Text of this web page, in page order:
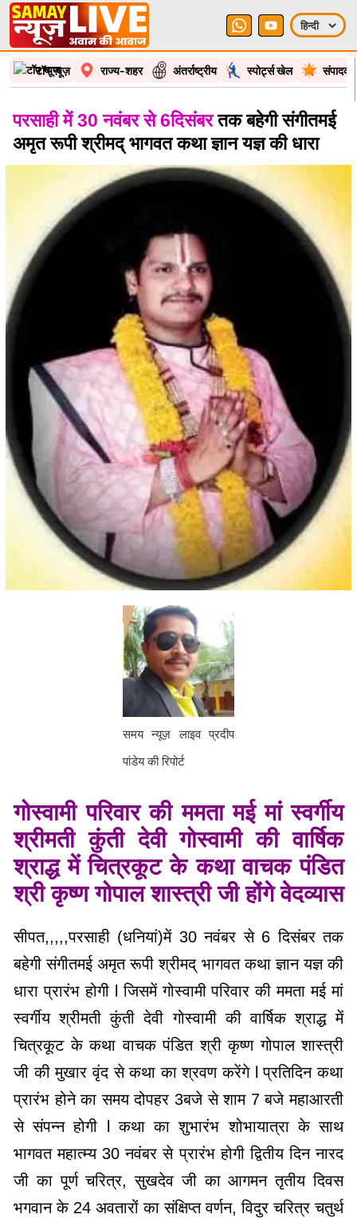
टॉप न्यूज़ राज्य-शहर अंतर्राष्ट्रीय स्पोर्ट्स खेल
परसाही में 30 नवंबर से 6दिसंबरतक बहेगी संगीतमई
अमृत रूपी श्रीमद् भागवत कथा ज्ञान यज्ञ की धारा
समय न्यूज़ लाइव प्रदीप
पांडेय की रिपोर्ट
गोस्वामी परिवार की ममता मई मां स्वर्गीय
श्रीमती कुंती देवी गोस्वामी की वार्षिक
श्राद्ध में चित्रकूट के कथा वाचक पंडित
श्री कृष्ण गोपाल शास्त्री जी होंगे वेदव्यास
सीपत,,,,,परसाही (धनियां)में 30 नवंबर से 6 दिसंबर तक
बहेगी संगीतमई अमृत रूपी श्रीमद् भागवत कथा ज्ञान यज्ञ की
धारा प्रारंभ होगी l जिसमें गोस्वामी परिवार की ममता मई मां
स्वर्गीय श्रीमती कुंती देवी गोस्वामी की वार्षिक श्राद्ध में
चित्रकूट के कथा वाचक पंडित श्री कृष्ण गोपाल शास्त्री
जी की मुखार वृंद से कथा का श्रवण करेंगे l प्रतिदिन कथा
प्रारंभ होने का समय दोपहर 3बजे से शाम 7 बजे महाआरती
से संपन्न होगी l कथा का शुभारंभ शोभायात्रा के साथ
भागवत महात्म्य 30 नवंबर से प्रारंभ होगी द्वितीय दिन नारद
जी का पूर्ण चरित्र, सुखदेव जी का आगमन तृतीय दिवस
भगवान के 24 अवतारों का संक्षिप्त वर्णन, विदुर चरित्र चतुर्थ